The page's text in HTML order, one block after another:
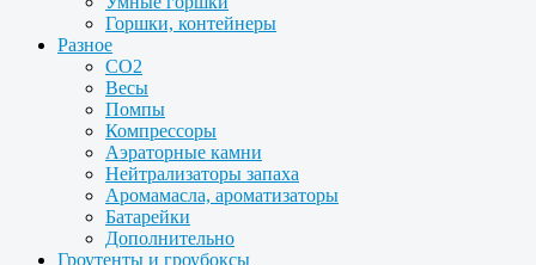
Горшки, контейнеры
Разное
CO2
Весы
Помпы
Компрессоры
Аэраторные камни
Нейтрализаторы запаха
Аромамасла, ароматизаторы
Батарейки
Дополнительно
Гроутенты и гроубоксы